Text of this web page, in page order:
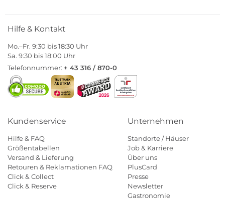
Hilfe & Kontakt
Mo.–Fr. 9:30 bis 18:30 Uhr
Sa. 9:30 bis 18:00 Uhr
Telefonnummer: + 43 316 / 870-0
Kundenservice
Hilfe & FAQ
Größentabellen
Versand & Lieferung
Retouren & Reklamationen FAQ
Click & Collect
Click & Reserve
Unternehmen
Standorte / Häuser
Job & Karriere
Über uns
PlusCard
Presse
Newsletter
Gastronomie